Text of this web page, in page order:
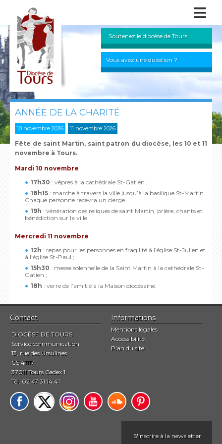
≡
Soutenez le diocèse de Tours
Vous avez une question ?
ANNÉE DE LA CHARITÉ
10 novembre 2026 11 novembre 2026
Fête de saint Martin, saint patron du diocèse, les 10 et 11
novembre à Tours.
Mardi 10 novembre
17h30 : vêpres à la cathédrale St-Gatien ;
18h15 : marche à travers la ville jusqu’à la basilique St-Martin.
Chaque personne recevra un cierge.
19h : vénération des reliques de saint Martin, prière, chants et
bénédiction sur la ville.
Mercredi 11 novembre
12h : repas pour les personnes en fragilité à l’église St-Julien et
à l'église St-Paul ;
15h30 : messe solennelle de la Saint Martin à la cathédrale St-
Gatien ;
18h : verre de l’amitié à la Maison diocésaine.
Contact
DIOCÈSE DE TOURS
Service communication
13, rue des Ursulines
CS 41117
37011 Tours Cedex 1
Tél. 02 47 31 14 41
Informations
Mentions légales
Accessibilité
Plan du site
S'inscrire à la newsletter